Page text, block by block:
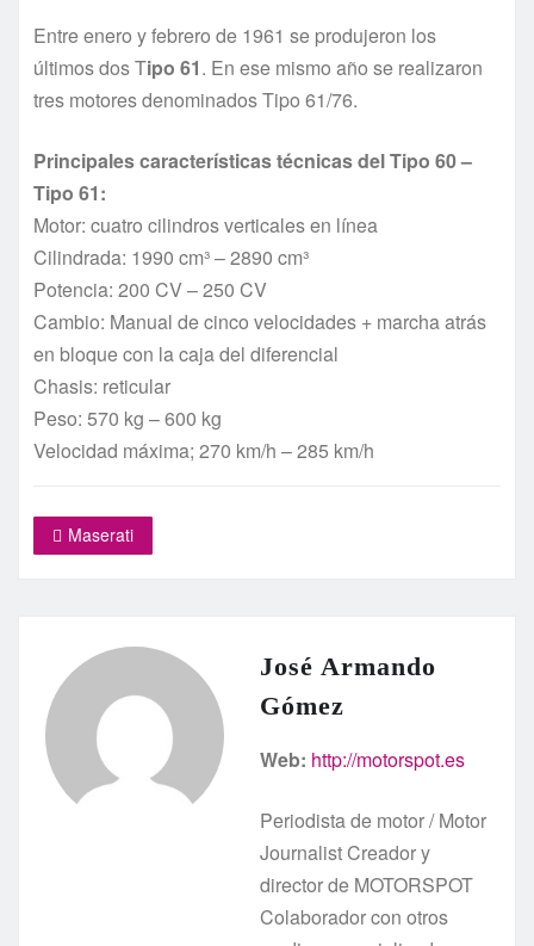
Entre enero y febrero de 1961 se produjeron los
últimos dos Tipo 61. En ese mismo año se realizaron
tres motores denominados Tipo 61/76.
Principales características técnicas del Tipo 60 –
Tipo 61:
Motor: cuatro cilindros verticales en línea
Cilindrada: 1990 cm³ – 2890 cm³
Potencia: 200 CV – 250 CV
Cambio: Manual de cinco velocidades + marcha atrás
en bloque con la caja del diferencial
Chasis: reticular
Peso: 570 kg – 600 kg
Velocidad máxima; 270 km/h – 285 km/h
Maserati
José Armando
Gómez
Web: http://motorspot.es
Periodista de motor / Motor
Journalist Creador y
director de MOTORSPOT
Colaborador con otros